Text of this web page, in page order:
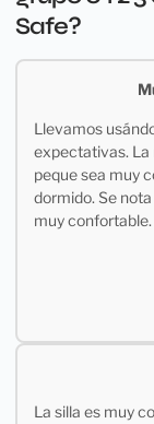
Safe?
Llevamos
expectativas. La
peque sea muy
dormido. Se
muy
La silla es muy